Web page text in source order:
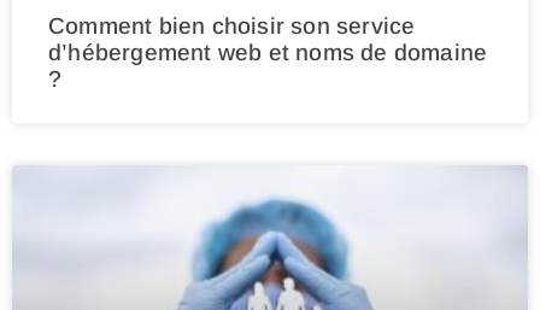
Comment bien choisir son service
d’hébergement web et noms de domaine
?